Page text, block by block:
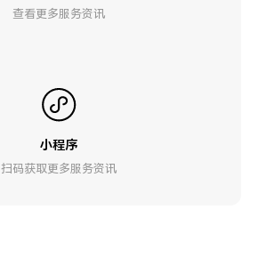
查看更多服务资讯
小程序
扫码获取更多服务资讯